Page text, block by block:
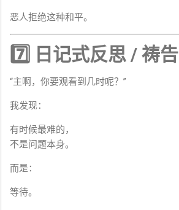
恶人拒绝这种和平。
7️⃣ 日记式反思 / 祷告
“主啊，你要观看到几时呢？”
我发现：
有时候最难的，
不是问题本身。
而是：
等待。